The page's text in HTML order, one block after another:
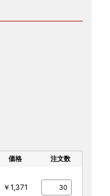
価格 注文数
￥1,371